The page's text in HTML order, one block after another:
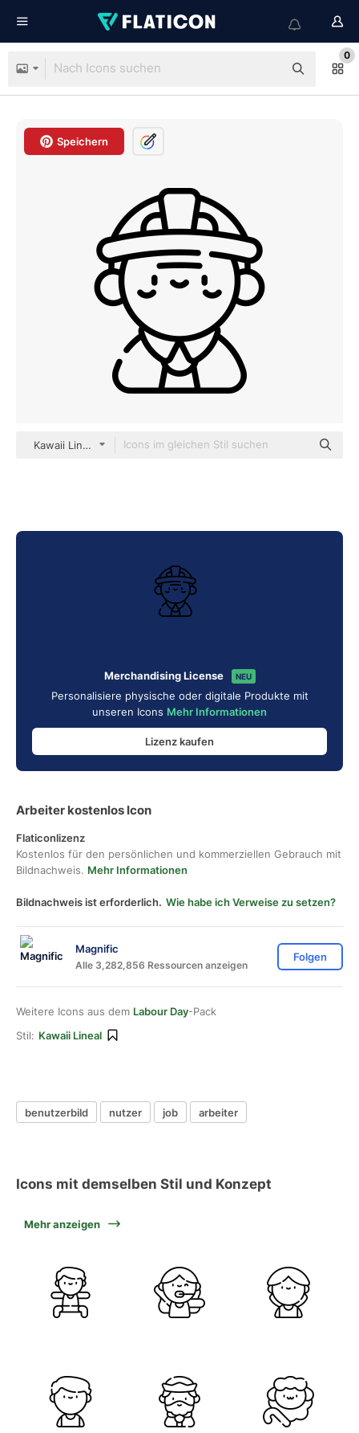
0
Speichern
Kawaii Lineal
Merchandising License NEU
Personalisiere physische oder digitale Produkte mit
unseren Icons Mehr Informationen
Lizenz kaufen
Arbeiter kostenlos Icon
Flaticonlizenz
Kostenlos für den persönlichen und kommerziellen Gebrauch mit
Bildnachweis. Mehr Informationen
Bildnachweis ist erforderlich. Wie habe ich Verweise zu setzen?
Magnific
Alle 3,282,856 Ressourcen anzeigen
Folgen
Weitere Icons aus dem Labour Day-Pack
Stil: Kawaii Lineal
benutzerbild nutzer job arbeiter
Icons mit demselben Stil und Konzept
Mehr anzeigen